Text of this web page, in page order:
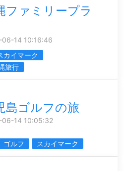
ファミリープラ
06-14 10:16:46
カイマーク
旅行
島ゴルフの旅
06-14 10:05:32
ゴルフ スカイマーク